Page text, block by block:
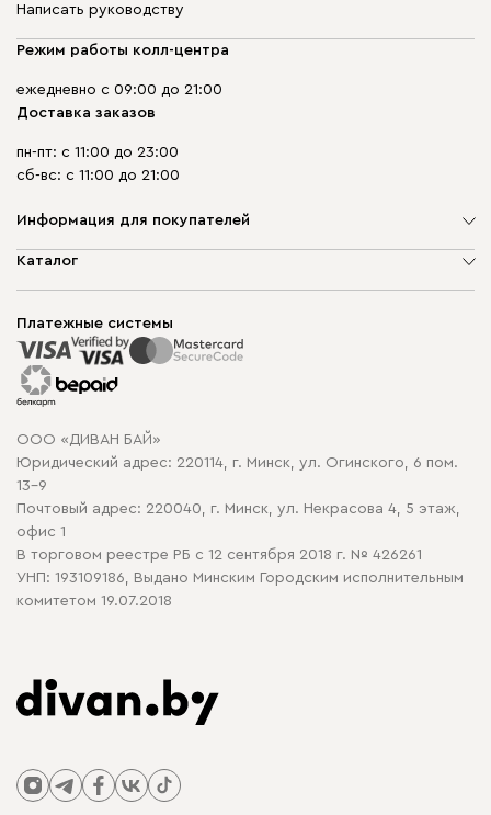
Написать руководству
Режим работы колл-центра
ежедневно с 09:00 до 21:00
Доставка заказов
пн-пт: с 11:00 до 23:00
сб-вс: с 11:00 до 21:00
Информация для покупателей
О компании
Способы оплаты
Рассрочка и кредит
Гарантия
Карта сайта
Политика конфиденциальности
Политика в отношении обработки cookie
Каталог
Корпусная мебель
Распродажа мебели
Платежные системы
ООО «ДИВАН БАЙ»
Юридический адрес: 220114, г. Минск, ул. Огинского, 6 пом.
13-9
Почтовый адрес: 220040, г. Минск, ул. Некрасова 4, 5 этаж,
офис 1
В торговом реестре РБ с 12 сентября 2018 г. № 426261
УНП: 193109186, Выдано Минским Городским исполнительным
комитетом 19.07.2018